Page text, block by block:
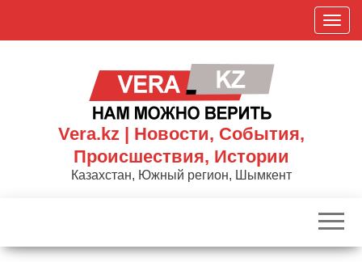
П
о
к
р
Vera.kz | Новости, События,
Происшествия, Истории
Казахстан, Южный регион, Шымкент